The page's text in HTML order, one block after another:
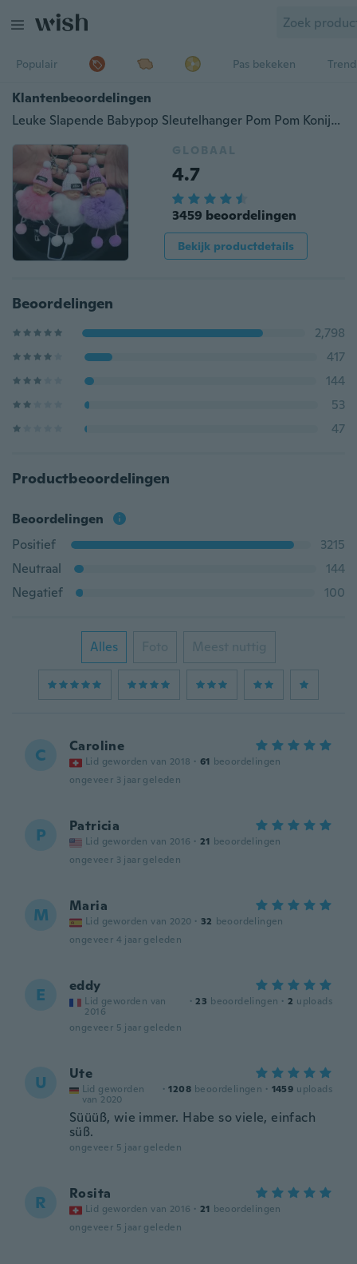
Populair Pas bekeken
Klantenbeoordelingen
Leuke Slapende Babypop Sleutelhanger Pom Pom Konijnenbont Bal Sleutelhangers Autosleutelring Vrouwen Sleutelhouder Tas Hanger Charm Accessoires
GLOBAAL
4.7
3459 beoordelingen
Bekijk productdetails
Beoordelingen
2,798
417
144
53
47
Productbeoordelingen
Beoordelingen
Positief
3215
Neutraal
144
Negatief
100
Alles Foto Meest nuttig
C Caroline
Lid geworden van 2018 · 61 beoordelingen
ongeveer 3 jaar geleden
P Patricia
Lid geworden van 2016 · 21 beoordelingen
ongeveer 3 jaar geleden
M Maria
Lid geworden van 2020 · 32 beoordelingen
ongeveer 4 jaar geleden
E eddy
Lid geworden van
2016
· 23 beoordelingen · 2 uploads
ongeveer 5 jaar geleden
U Ute
Lid geworden
van 2020
· 1208 beoordelingen · 1459 uploads
Süüüß, wie immer. Habe so viele, einfach
süß.
ongeveer 5 jaar geleden
R Rosita
Lid geworden van 2016 · 21 beoordelingen
ongeveer 5 jaar geleden